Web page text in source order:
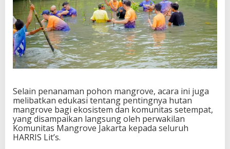
Selain penanaman pohon mangrove, acara ini juga
melibatkan edukasi tentang pentingnya hutan
mangrove bagi ekosistem dan komunitas setempat,
yang disampaikan langsung oleh perwakilan
Komunitas Mangrove Jakarta kepada seluruh
HARRIS Lit’s.